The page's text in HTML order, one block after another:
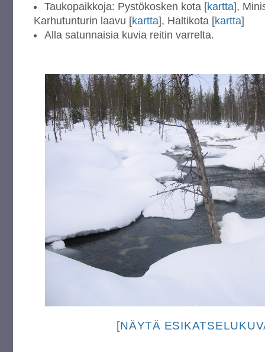
Taukopaikkoja: Pystökosken kota [kartta],
Karhutunturin laavu [kartta], Haltikota [kartta]
Alla satunnaisia kuvia reitin varrelta.
[NÄYTÄ